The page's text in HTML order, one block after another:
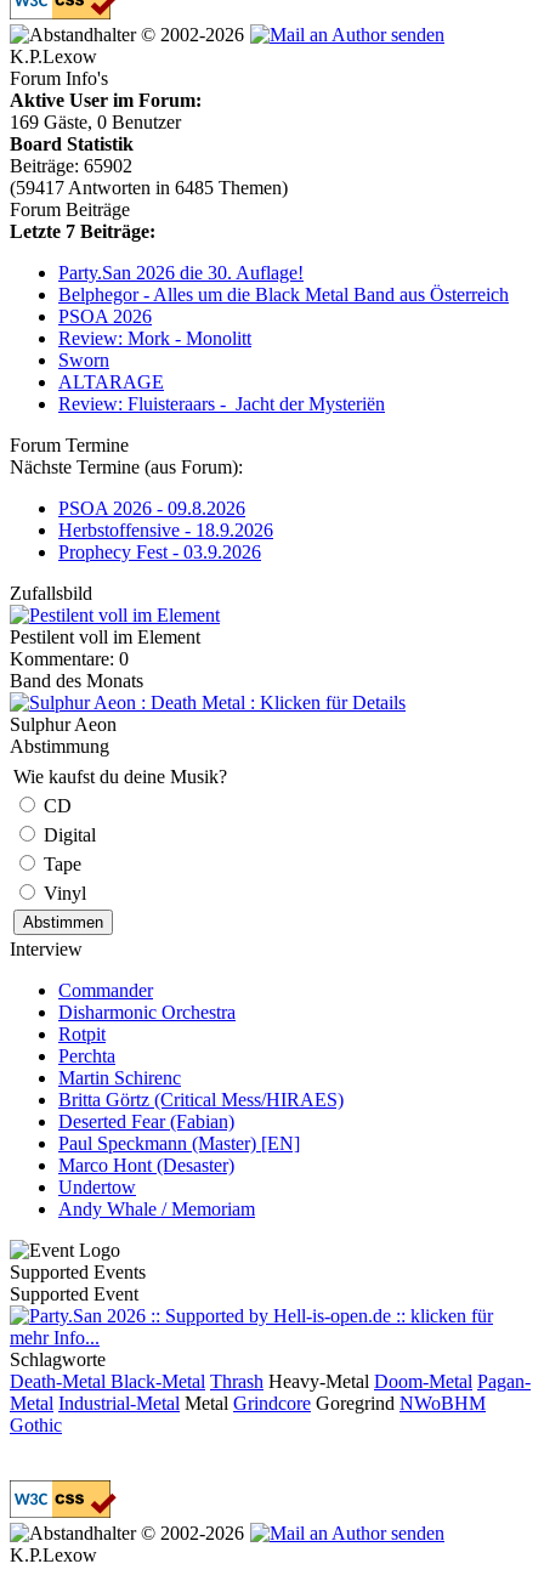
© 2002-2026
K.P.Lexow
Forum Info's
Aktive User im Forum:
169 Gäste, 0 Benutzer
Board Statistik
Beiträge: 65902
(59417 Antworten in 6485 Themen)
Forum Beiträge
Letzte 7 Beiträge:
Party.San 2026 die 30. Auflage!
Belphegor - Alles um die Black Metal Band aus Österreich
PSOA 2026
Review: Mork - Monolitt
Sworn
ALTARAGE
Review: Fluisteraars - Jacht der Mysteriën
Forum Termine
Nächste Termine (aus Forum):
PSOA 2026 - 09.8.2026
Herbstoffensive - 18.9.2026
Prophecy Fest - 03.9.2026
Zufallsbild
Pestilent voll im Element
Kommentare: 0
Band des Monats
Sulphur Aeon
Abstimmung
Wie kaufst du deine Musik?
CD
Digital
Tape
Vinyl
Interview
Commander
Disharmonic Orchestra
Rotpit
Perchta
Martin Schirenc
Britta Görtz (Critical Mess/HIRAES)
Deserted Fear (Fabian)
Paul Speckmann (Master) [EN]
Marco Hont (Desaster)
Undertow
Andy Whale / Memoriam
Supported Events
Supported Event
Schlagworte
Death-Metal Black-Metal Thrash Heavy-Metal Doom-Metal Pagan-
Metal Industrial-Metal Metal Grindcore Goregrind NWoBHM
Gothic
© 2002-2026
K.P.Lexow